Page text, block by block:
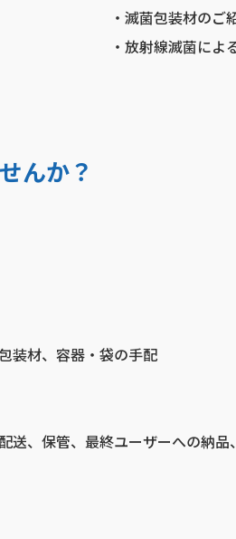
・滅菌包装材のご
・放射線滅菌によ
んか？
装材、容器・袋の手配
送、保管、最終ユーザーへの納